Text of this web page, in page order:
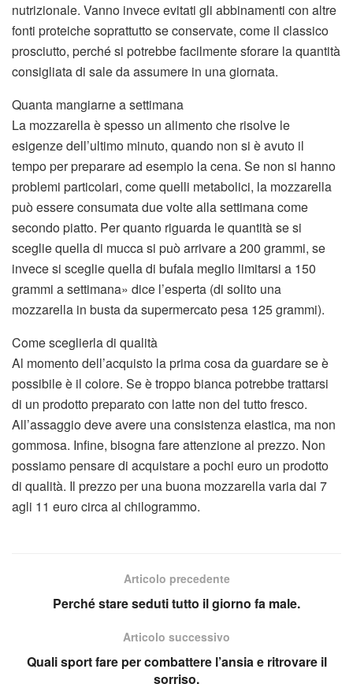
nutrizionale. Vanno invece evitati gli abbinamenti con altre
fonti proteiche soprattutto se conservate, come il classico
prosciutto, perché si potrebbe facilmente sforare la quantità
consigliata di sale da assumere in una giornata.
Quanta mangiarne a settimana
La mozzarella è spesso un alimento che risolve le
esigenze dell’ultimo minuto, quando non si è avuto il
tempo per preparare ad esempio la cena. Se non si hanno
problemi particolari, come quelli metabolici, la mozzarella
può essere consumata due volte alla settimana come
secondo piatto. Per quanto riguarda le quantità se si
sceglie quella di mucca si può arrivare a 200 grammi, se
invece si sceglie quella di bufala meglio limitarsi a 150
grammi a settimana» dice l’esperta (di solito una
mozzarella in busta da supermercato pesa 125 grammi).
Come sceglierla di qualità
Al momento dell’acquisto la prima cosa da guardare se è
possibile è il colore. Se è troppo bianca potrebbe trattarsi
di un prodotto preparato con latte non del tutto fresco.
All’assaggio deve avere una consistenza elastica, ma non
gommosa. Infine, bisogna fare attenzione al prezzo. Non
possiamo pensare di acquistare a pochi euro un prodotto
di qualità. Il prezzo per una buona mozzarella varia dai 7
agli 11 euro circa al chilogrammo.
Articolo precedente
Perché stare seduti tutto il giorno fa male.
Articolo successivo
Quali sport fare per combattere l’ansia e ritrovare il
sorriso.